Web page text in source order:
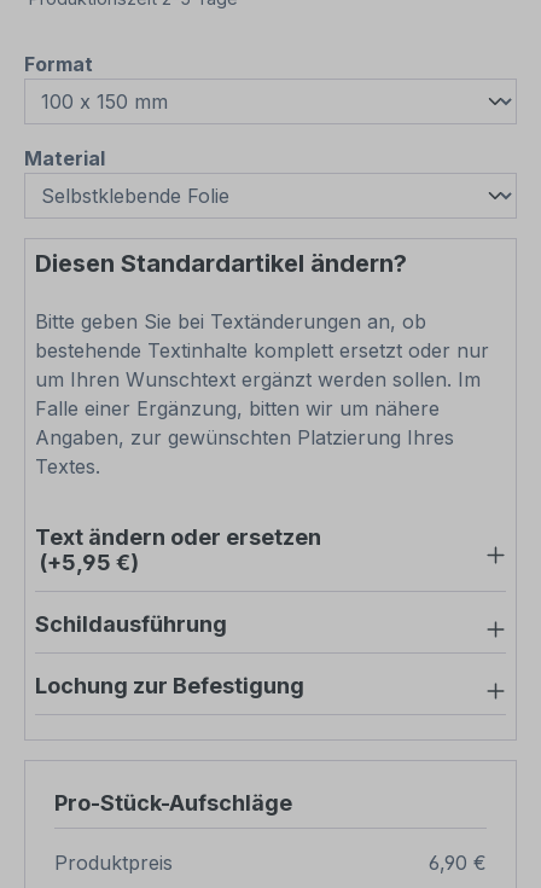
Format
Materialauswählen
Diesen Standardartikel ändern?
Bitte geben Sie bei Textänderungen an, ob
bestehende Textinhalte komplett ersetzt oder nur
um Ihren Wunschtext ergänzt werden sollen. Im
Falle einer Ergänzung, bitten wir um nähere
Angaben, zur gewünschten Platzierung Ihres
Textes.
Text ändern oder ersetzen
(+5,95 €)
Schildausführung
Lochung zur Befestigung
Pro-Stück-Aufschläge
Produktpreis
6,90 €